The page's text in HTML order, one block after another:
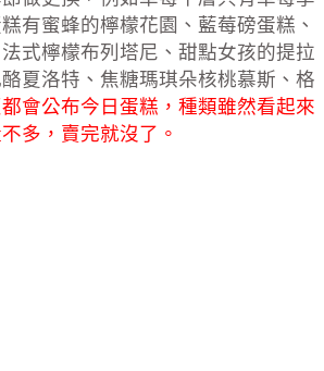
有蜜蜂的檸檬花園、藍莓磅蛋糕、
式檸檬布列塔尼、甜點女孩的提拉
夏洛特、焦糖瑪琪朵核桃慕斯、格
會公布今日蛋糕，種類雖然看起來
多，賣完就沒了。